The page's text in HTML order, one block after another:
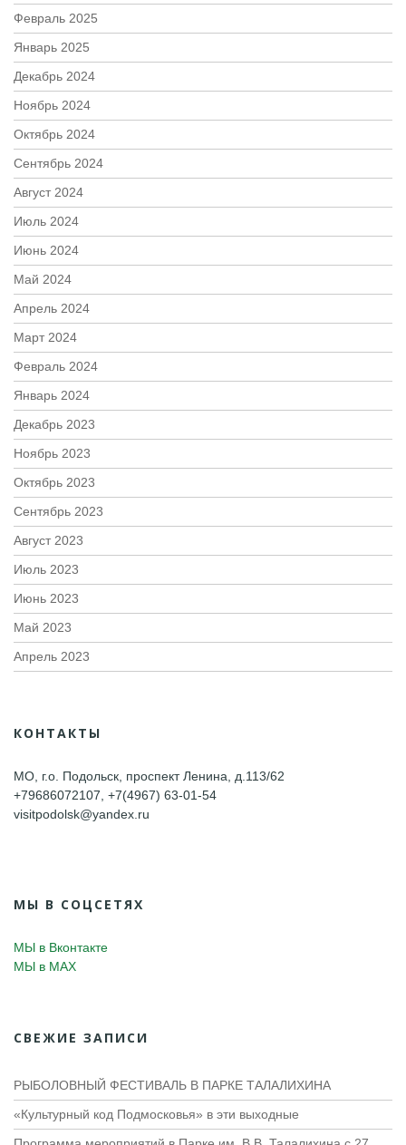
Февраль 2025
Январь 2025
Декабрь 2024
Ноябрь 2024
Октябрь 2024
Сентябрь 2024
Август 2024
Июль 2024
Июнь 2024
Май 2024
Апрель 2024
Март 2024
Февраль 2024
Январь 2024
Декабрь 2023
Ноябрь 2023
Октябрь 2023
Сентябрь 2023
Август 2023
Июль 2023
Июнь 2023
Май 2023
Апрель 2023
КОНТАКТЫ
МО, г.о. Подольск, проспект Ленина, д.113/62
+79686072107, +7(4967) 63-01-54
visitpodolsk@yandex.ru
МЫ В СОЦСЕТЯХ
МЫ в Вконтакте
МЫ в MAX
СВЕЖИЕ ЗАПИСИ
РЫБОЛОВНЫЙ ФЕСТИВАЛЬ В ПАРКЕ ТАЛАЛИХИНА
«Культурный код Подмосковья» в эти выходные